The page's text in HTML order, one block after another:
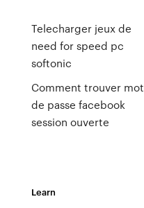
Telecharger jeux de
need for speed pc
softonic
Comment trouver mot
de passe facebook
session ouverte
Learn